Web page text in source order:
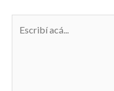
acá...